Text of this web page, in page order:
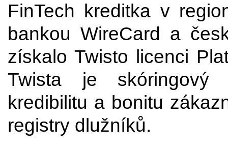
FinTech kreditka v
bankou WireCard a
získalo Twisto licenci
Twista je skóringový
kredibilitu a bonitu
registry dlužníků.